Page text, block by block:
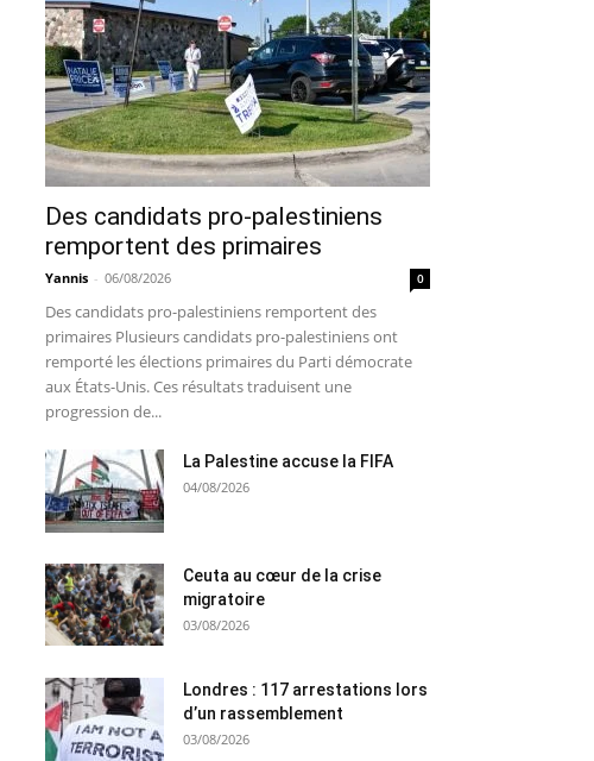
Des candidats pro-palestiniens
remportent des primaires
Yannis - 06/08/2026 0
Des candidats pro-palestiniens remportent des
primaires Plusieurs candidats pro-palestiniens ont
remporté les élections primaires du Parti démocrate
aux États-Unis. Ces résultats traduisent une
progression de...
La Palestine accuse la FIFA
04/08/2026
Ceuta au cœur de la crise
migratoire
03/08/2026
Londres : 117 arrestations lors
d’un rassemblement
03/08/2026